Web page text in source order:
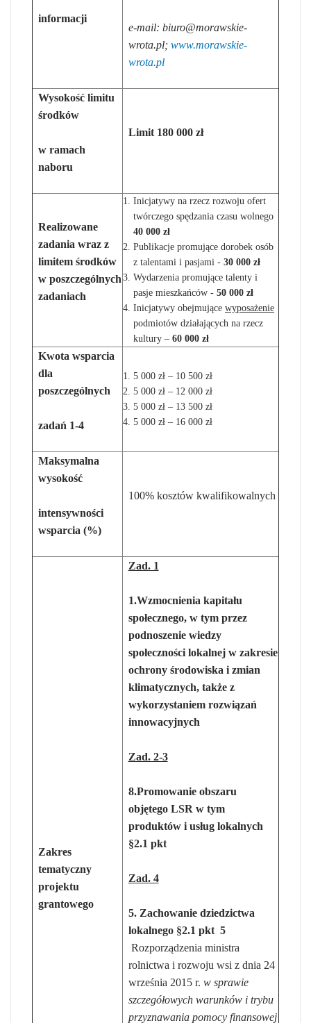
informacji
e-mail: biuro@morawskie-
wrota.pl; www.morawskie-
wrota.pl
Wysokość limitu
środków
w ramach
naboru
Limit 180 000 zł
Realizowane
zadania wraz z
limitem środków
w poszczególnych
zadaniach
Inicjatywy na rzecz rozwoju ofert
twórczego spędzania czasu wolnego
40 000 zł
Publikacje promujące dorobek osób
z talentami i pasjami - 30 000 zł
Wydarzenia promujące talenty i
pasje mieszkańców - 50 000 zł
Inicjatywy obejmujące wyposażenie
podmiotów działających na rzecz
kultury – 60 000 zł
Kwota wsparcia
dla
poszczególnych
zadań 1-4
5 000 zł – 10 500 zł
5 000 zł – 12 000 zł
5 000 zł – 13 500 zł
5 000 zł – 16 000 zł
Maksymalna
wysokość
intensywności
wsparcia (%)
100% kosztów kwalifikowalnych
Zakres
tematyczny
projektu
grantowego
Zad. 1
1.Wzmocnienia kapitału
społecznego, w tym przez
podnoszenie wiedzy
społeczności lokalnej w zakresie
ochrony środowiska i zmian
klimatycznych, także z
wykorzystaniem rozwiązań
innowacyjnych
Zad. 2-3
8.Promowanie obszaru
objętego LSR w tym
produktów i usług lokalnych
§2.1 pkt
Zad. 4
5. Zachowanie dziedzictwa
lokalnego §2.1 pkt 5
Rozporządzenia ministra
rolnictwa i rozwoju wsi z dnia 24
września 2015 r. w sprawie
szczegółowych warunków i trybu
przyznawania pomocy finansowej